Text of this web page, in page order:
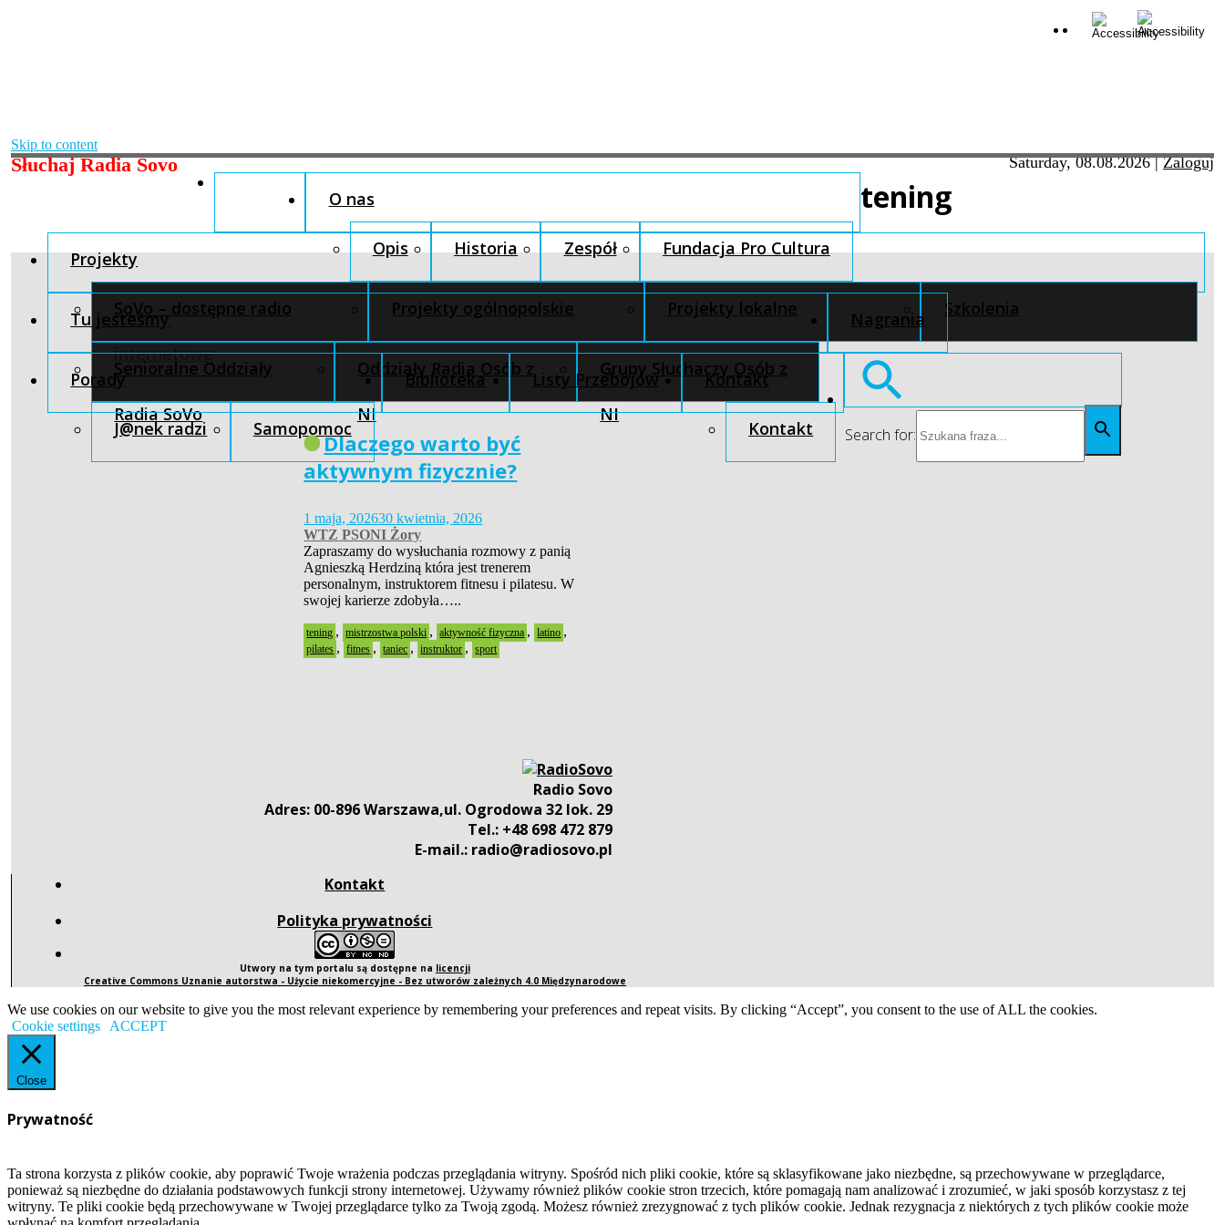
Skip to content
Słuchaj Radia Sovo Saturday, 08.08.2026|Zaloguj
O nas
Opis Historia Zespół Fundacja Pro Cultura
Projekty
SoVo – dostępne radio
internetowe
Projekty ogólnopolskie Projekty lokalne Szkolenia
Tu jesteśmy
Senioralne Oddziały
Radia SoVo
Oddziały Radia Osób z
NI
Grupy Słuchaczy Osób z
NI
Nagrania
Porady
J@nek radzi Samopomoc
Biblioteka Listy Przebojów Kontakt
Kontakt Search for:
tening
Dlaczego warto być
aktywnym fizycznie?
1 maja, 202630 kwietnia, 2026
WTZ PSONI Żory
Zapraszamy do wysłuchania rozmowy z panią
Agnieszką Herdziną która jest trenerem
personalnym, instruktorem fitnesu i pilatesu. W
swojej karierze zdobyła…..
tening , mistrzostwa polski , aktywność fizyczna , latino ,
pilates , fitnes , taniec , instruktor , sport
Radio Sovo
Adres: 00-896 Warszawa,ul. Ogrodowa 32 lok. 29
Tel.: +48 698 472 879
E-mail.: radio@radiosovo.pl
Kontakt
Polityka prywatności
Utwory na tym portalu są dostępne na licencji
Creative Commons Uznanie autorstwa - Użycie niekomercyjne - Bez utworów zależnych 4.0 Międzynarodowe
We use cookies on our website to give you the most relevant experience by remembering your preferences and repeat visits. By clicking “Accept”, you consent to the use of ALL the cookies.
Cookie settings
ACCEPT
Close
Prywatność
Ta strona korzysta z plików cookie, aby poprawić Twoje wrażenia podczas przeglądania witryny. Spośród nich pliki cookie, które są sklasyfikowane jako niezbędne, są przechowywane w przeglądarce,
ponieważ są niezbędne do działania podstawowych funkcji strony internetowej. Używamy również plików cookie stron trzecich, które pomagają nam analizować i zrozumieć, w jaki sposób korzystasz z tej
witryny. Te pliki cookie będą przechowywane w Twojej przeglądarce tylko za Twoją zgodą. Możesz również zrezygnować z tych plików cookie. Jednak rezygnacja z niektórych z tych plików cookie może